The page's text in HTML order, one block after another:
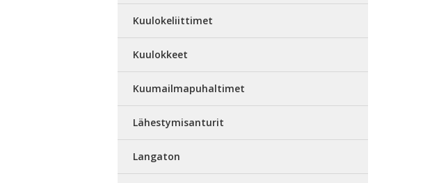
Kuulokeliittimet
Kuulokkeet
Kuumailmapuhaltimet
Lähestymisanturit
Langaton